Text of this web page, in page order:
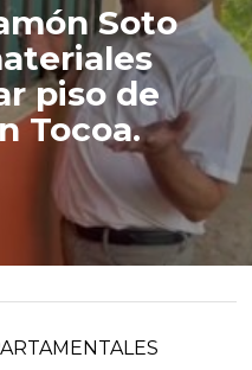
Soto
piso de
Tocoa.